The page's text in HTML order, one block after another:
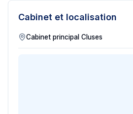
Cabinet et localisation